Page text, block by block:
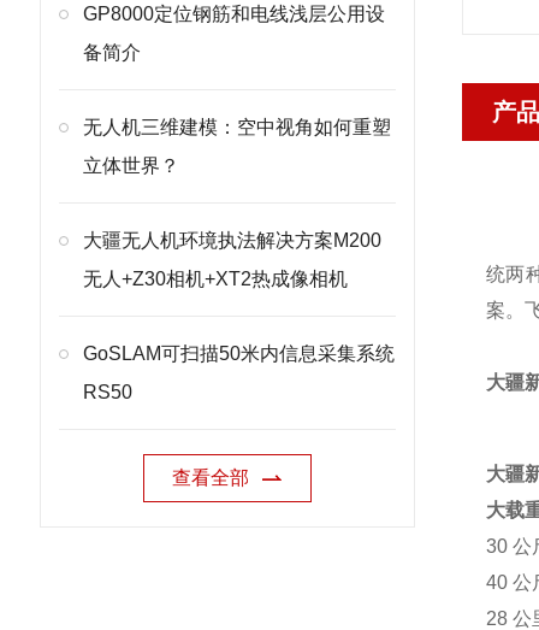
GP8000定位钢筋和电线浅层公用设
备简介
无人机三维建模：空中视角如何重塑
立体世界？
大疆无人机环境执法解决方案M200
无人+Z30相机+XT2热成像相机
GoSLAM可扫描50米内信息采集系统
RS50
查看全部
产
统两
案。
大疆
大疆
大载
30 公
40 公
28 公